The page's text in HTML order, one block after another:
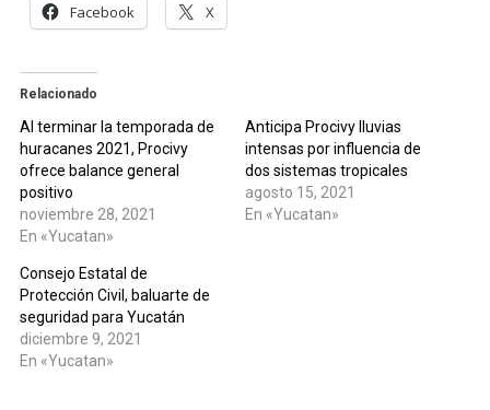
Facebook X
Relacionado
Al terminar la temporada de
huracanes 2021, Procivy
ofrece balance general
positivo
noviembre 28, 2021
En «Yucatan»
Anticipa Procivy lluvias
intensas por influencia de
dos sistemas tropicales
agosto 15, 2021
En «Yucatan»
Consejo Estatal de
Protección Civil, baluarte de
seguridad para Yucatán
diciembre 9, 2021
En «Yucatan»